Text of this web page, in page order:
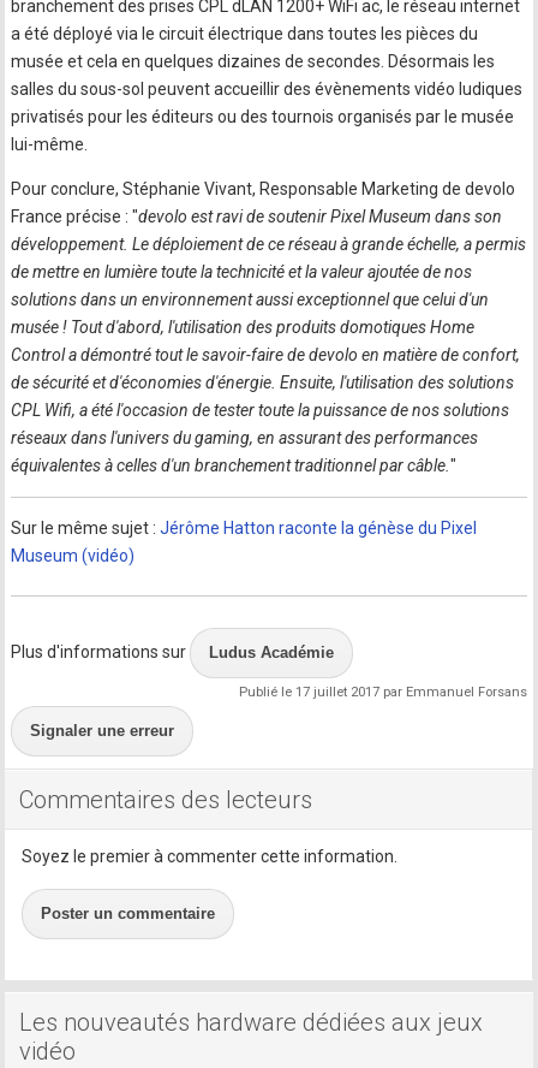
branchement des prises CPL dLAN 1200+ WiFi ac, le réseau internet
a été déployé via le circuit électrique dans toutes les pièces du
musée et cela en quelques dizaines de secondes. Désormais les
salles du sous-sol peuvent accueillir des évènements vidéo ludiques
privatisés pour les éditeurs ou des tournois organisés par le musée
lui-même.
Pour conclure, Stéphanie Vivant, Responsable Marketing de devolo
France précise : "devolo est ravi de soutenir Pixel Museum dans son
développement. Le déploiement de ce réseau à grande échelle, a permis
de mettre en lumière toute la technicité et la valeur ajoutée de nos
solutions dans un environnement aussi exceptionnel que celui d'un
musée ! Tout d'abord, l'utilisation des produits domotiques Home
Control a démontré tout le savoir-faire de devolo en matière de confort,
de sécurité et d'économies d'énergie. Ensuite, l'utilisation des solutions
CPL Wifi, a été l'occasion de tester toute la puissance de nos solutions
réseaux dans l'univers du gaming, en assurant des performances
équivalentes à celles d'un branchement traditionnel par câble."
Sur le même sujet :Jérôme Hatton raconte la génèse du Pixel
Museum (vidéo)
Plus d'informations sur Ludus Académie
Publié le 17 juillet 2017 par Emmanuel Forsans
Signaler une erreur
Commentaires des lecteurs
Soyez le premier à commenter cette information.
Poster un commentaire
Les nouveautés hardware dédiées aux jeux
vidéo